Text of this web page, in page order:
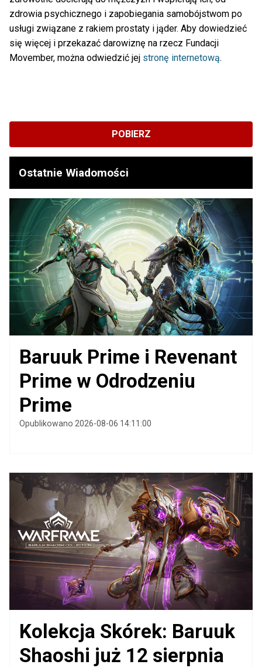
zdrowia psychicznego i zapobiegania samobójstwom po
usługi związane z rakiem prostaty i jąder. Aby dowiedzieć
się więcej i przekazać darowiznę na rzecz Fundacji
Movember, można odwiedzić jej stronę internetową.
POBIERZ
Ostatnie Wiadomości
Baruuk Prime i Revenant
Prime w Odrodzeniu
Prime
Opublikowano 2026-08-06 14:11:00
Kolekcja Skórek: Baruuk
Shaoshi już 12 sierpnia